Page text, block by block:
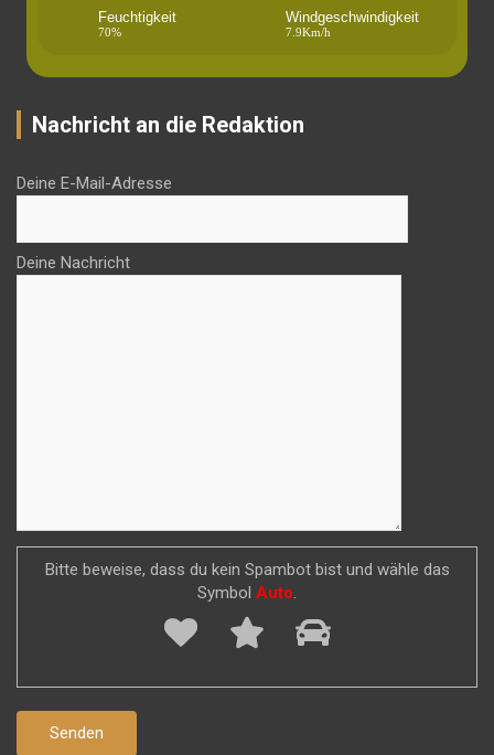
Feuchtigkeit
70%
Windgeschwindigkeit
7.9Km/h
Nachricht an die Redaktion
Deine E-Mail-Adresse
Deine Nachricht
Bitte beweise, dass du kein Spambot bist und wähle das
Symbol Auto.